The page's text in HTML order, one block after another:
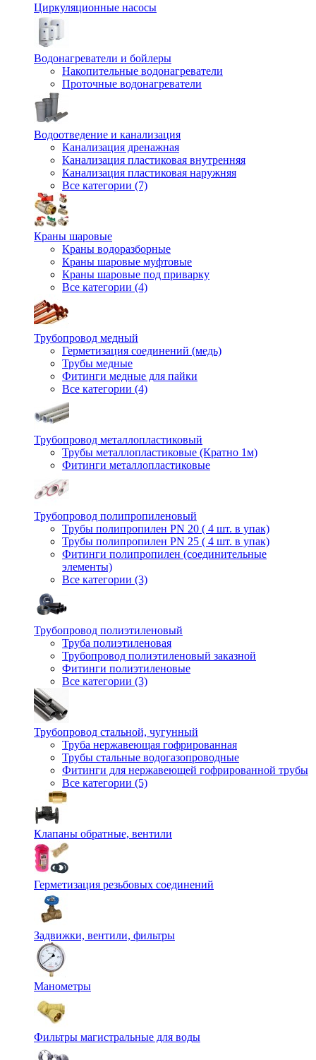
Циркуляционные насосы
Водонагреватели и бойлеры
Накопительные водонагреватели
Проточные водонагреватели
Водоотведение и канализация
Канализация дренажная
Канализация пластиковая внутренняя
Канализация пластиковая наружняя
Все категории (7)
Краны шаровые
Краны водоразборные
Краны шаровые муфтовые
Краны шаровые под приварку
Все категории (4)
Трубопровод медный
Герметизация соединений (медь)
Трубы медные
Фитинги медные для пайки
Все категории (4)
Трубопровод металлопластиковый
Трубы металлопластиковые (Кратно 1м)
Фитинги металлопластиковые
Трубопровод полипропиленовый
Трубы полипропилен PN 20 ( 4 шт. в упак)
Трубы полипропилен PN 25 ( 4 шт. в упак)
Фитинги полипропилен (cоединительные
элементы)
Все категории (3)
Трубопровод полиэтиленовый
Труба полиэтиленовая
Трубопровод полиэтиленовый заказной
Фитинги полиэтиленовые
Все категории (3)
Трубопровод стальной, чугунный
Труба нержавеющая гофрированная
Трубы стальные водогазопроводные
Фитинги для нержавеющей гофрированной трубы
Все категории (5)
Клапаны обратные, вентили
Герметизация резьбовых соединений
Задвижки, вентили, фильтры
Манометры
Фильтры магистральные для воды